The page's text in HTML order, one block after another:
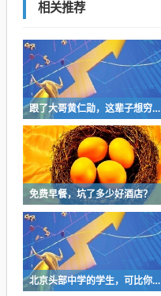
相关推荐
跟了大哥黄仁勋，这辈子想穷也难了
免费早餐，坑了多少好酒店？
北京头部中学的学生，可比你想的卷得很